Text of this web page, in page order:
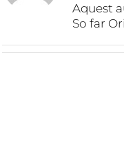
Aquest
So far